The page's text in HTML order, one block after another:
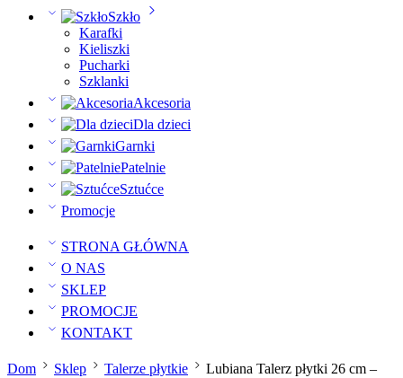
Szkło
Karafki
Kieliszki
Pucharki
Szklanki
Akcesoria
Dla dzieci
Garnki
Patelnie
Sztućce
Promocje
STRONA GŁÓWNA
O NAS
SKLEP
PROMOCJE
KONTAKT
Dom Sklep Talerze płytkie
Lubiana Talerz płytki 26 cm –